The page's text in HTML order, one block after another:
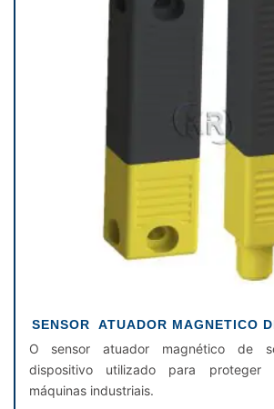
SENSOR ATUADOR MAGNETICO
O sensor atuador magnético de
dispositivo utilizado para proteger
máquinas industriais.